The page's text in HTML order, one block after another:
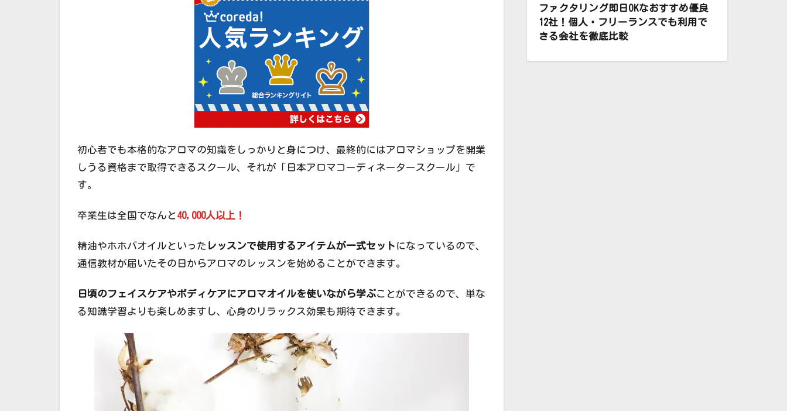
初心者でも本格的なアロマの知識をしっかりと身につけ、最終的にはアロマショップを開業
しうる資格まで取得できるスクール、それが「日本アロマコーディネータースクール」で
す。
卒業生は全国でなんと40,000人以上！
精油やホホバオイルといった レッスンで使用するアイテムが一式セット になっているので、
通信教材が届いたその日からアロマのレッスンを始めることができます。
日頃のフェイスケアやボディケアにアロマオイルを使いながら学ぶことができるので、単な
る知識学習よりも楽しめますし、心身のリラックス効果も期待できます。
ファクタリング即日OKなおすすめ優良
12社！個人・フリーランスでも利用で
きる会社を徹底比較